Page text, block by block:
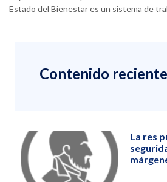
Estado del Bienestar es un sistema de
Contenido reciente
La res